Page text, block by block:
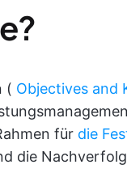
( Objectives and
für die
die